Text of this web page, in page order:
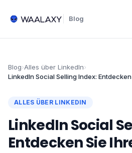
Blog
Blog›Alles über LinkedIn›
LinkedIn Social Selling Index: Entdecken
ALLES ÜBER LINKEDIN
LinkedIn Social
Entdecken Sie